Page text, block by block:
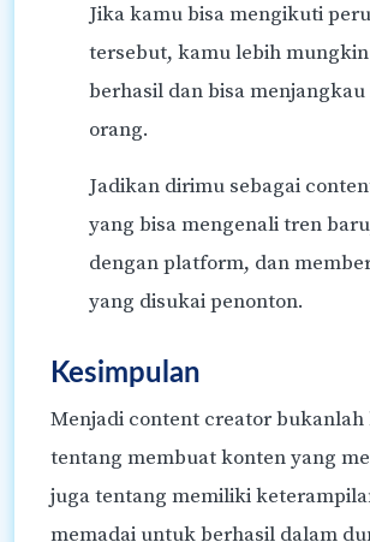
Jika kamu bisa mengikuti
tersebut, kamu lebih
berhasil dan bisa
orang.
Jadikan dirimu sebagai
yang bisa mengenali tren
dengan platform, dan
yang disukai penonton.
Kesimpulan
Menjadi content creator bukanlah
tentang membuat konten yang
juga tentang memiliki
memadai untuk berhasil dalam